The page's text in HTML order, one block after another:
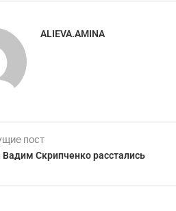
ALIEVA.AMINA
пост
Скрипченко расстались